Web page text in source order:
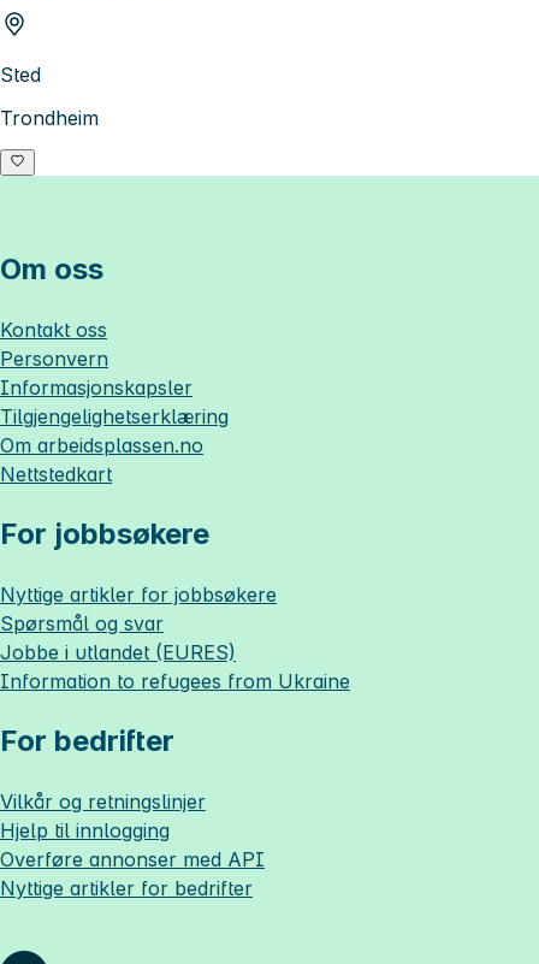
Sted
Trondheim
Om oss
Kontakt oss
Personvern
Informasjonskapsler
Tilgjengelighetserklæring
Om arbeidsplassen.no
Nettstedkart
For jobbsøkere
Nyttige artikler for jobbsøkere
Spørsmål og svar
Jobbe i utlandet (EURES)
Information to refugees from Ukraine
For bedrifter
Vilkår og retningslinjer
Hjelp til innlogging
Overføre annonser med API
Nyttige artikler for bedrifter